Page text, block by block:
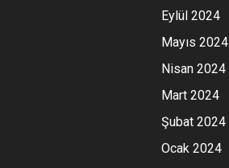
Eylül 2024
Mayıs 2024
Nisan 2024
Mart 2024
Şubat 2024
Ocak 2024